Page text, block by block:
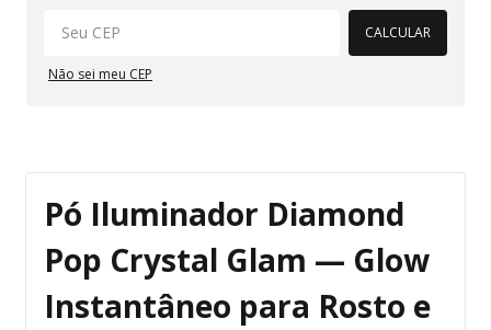
Alterar CEP
CALCULAR
Não sei meu CEP
Pó Iluminador Diamond
Pop Crystal Glam — Glow
Instantâneo para Rosto e